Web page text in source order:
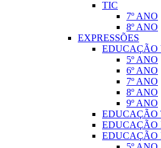
TIC
7º ANO
8º ANO
EXPRESSÕES
EDUCAÇÃO
5º ANO
6º ANO
7º ANO
8º ANO
9º ANO
EDUCAÇÃO
EDUCAÇÃO
EDUCAÇÃO